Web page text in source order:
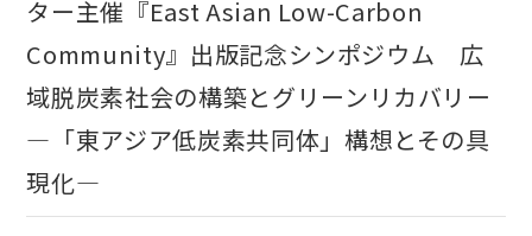
ター主催『East Asian Low-Carbon
Community』出版記念シンポジウム 広
域脱炭素社会の構築とグリーンリカバリー
―「東アジア低炭素共同体」構想とその具
現化―